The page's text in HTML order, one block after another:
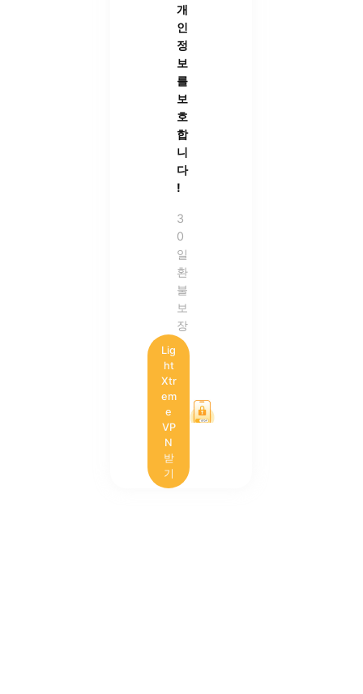
개
인
정
보
를
보
호
합
니
다
!
3
0
일
환
불
보
장
Lig
ht
Xtr
em
e
VP
N
받
기